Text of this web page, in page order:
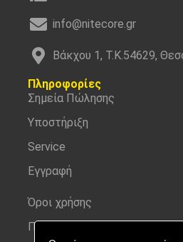
info@nitecore.gr
Βάκχου 1, Τ.Κ.54629,
Πληροφορίες
Σημεία Πώλησης
Υποστήριξη
Service
Εγγραφή
Όροι χρήσης
Προσωπικά δεδομένα